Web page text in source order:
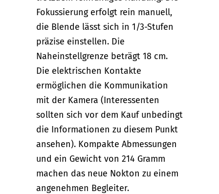
Fokussierung erfolgt rein manuell,
die Blende lässt sich in 1/3-Stufen
präzise einstellen. Die
Naheinstellgrenze beträgt 18 cm.
Die elektrischen Kontakte
ermöglichen die Kommunikation
mit der Kamera (Interessenten
sollten sich vor dem Kauf unbedingt
die Informationen zu diesem Punkt
ansehen). Kompakte Abmessungen
und ein Gewicht von 214 Gramm
machen das neue Nokton zu einem
angenehmen Begleiter.